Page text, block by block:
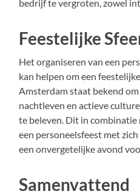
bedrijf te vergroten, zowel
Feestelijke
Het organiseren van een
kan helpen om een
Amsterdam staat bekend
nachtleven en actieve
te beleven. Dit in
een personeelsfeest met
een onvergetelijke avond
Samenvattend